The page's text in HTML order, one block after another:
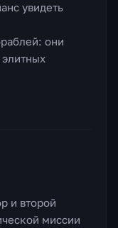
увидеть
они
элитных
и второй
миссии